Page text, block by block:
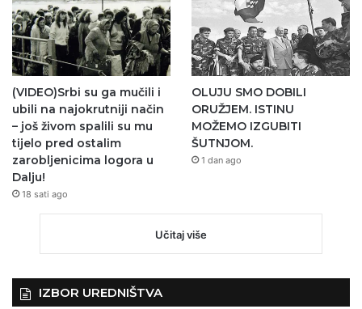
(VIDEO)Srbi su ga mučili i
ubili na najokrutniji način
– još živom spalili su mu
tijelo pred ostalim
zarobljenicima logora u
Dalju!
18 sati ago
OLUJU SMO DOBILI
ORUŽJEM. ISTINU
MOŽEMO IZGUBITI
ŠUTNJOM.
1 dan ago
Učitaj više
IZBOR UREDNIŠTVA